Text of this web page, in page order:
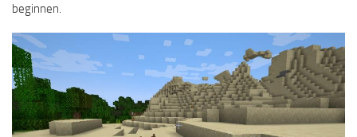
beginnen.